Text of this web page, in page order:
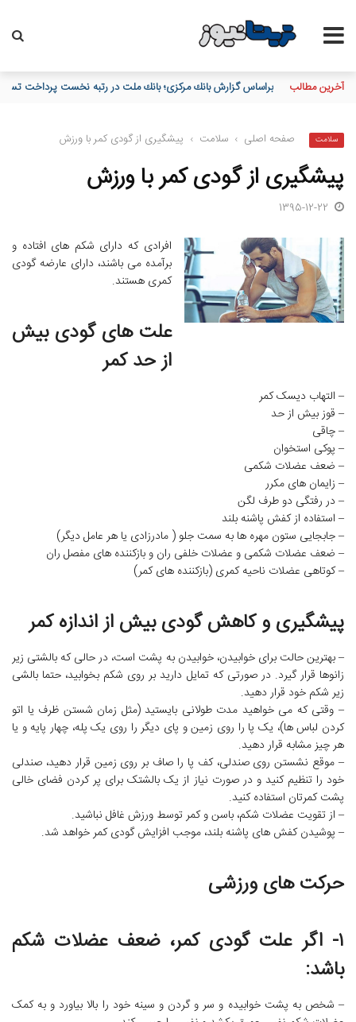
آخرین مطالب براساس گزارش بانك مركزی؛ بانك ملت در رتبه نخست پرداخت
سلامت صفحه اصلی › سلامت › پیشگیری از گودی کمر با ورزش
پیشگیری از گودی کمر با ورزش
1395-12-22
افرادی که دارای شکم های افتاده و
برآمده می باشند، دارای عارضه گودی
کمری هستند.
علت های گودی بیش
از حد کمر
– التهاب دیسک کمر
– قوز بیش از حد
– چاقی
– پوکی استخوان
– ضعف عضلات شکمی
– زایمان های مکرر
– در رفتگی دو طرف لگن
– استفاده از کفش پاشنه بلند
– جابجایی ستون مهره ها به سمت جلو ( مادرزادی یا هر عامل دیگر)
– ضعف عضلات شکمی و عضلات خلفی ران و بازکننده های مفصل ران
– کوتاهی عضلات ناحیه کمری (بازکننده های کمر)
پیشگیری و کاهش گودی بیش از اندازه کمر
– بهترین حالت برای خوابیدن، خوابیدن به پشت است، در حالی که بالشتی زیر
زانوها قرار گیرد. در صورتی که تمایل دارید بر روی شکم بخوابید، حتما بالشی
زیر شکم خود قرار دهید.
– وقتی که می خواهید مدت طولانی بایستید (مثل زمان شستن ظرف یا اتو
کردن لباس ها)، یک پا را روی زمین و پای دیگر را روی یک پله، چهار پایه و یا
هر چیز مشابه قرار دهید.
– موقع نشستن روی صندلی، کف پا را صاف بر روی زمین قرار دهید، صندلی
خود را تنظیم کنید و در صورت نیاز از یک بالشتک برای پر کردن فضای خالی
پشت کمرتان استفاده کنید.
– از تقویت عضلات شکم، باسن و کمر توسط ورزش غافل نباشید.
– پوشیدن کفش های پاشنه بلند، موجب افزایش گودی کمر خواهد شد.
حرکت های ورزشی
۱- اگر علت گودی کمر، ضعف عضلات شکم
باشد:
– شخص به پشت خوابیده و سر و گردن و سینه خود را بالا بیاورد و به کمک